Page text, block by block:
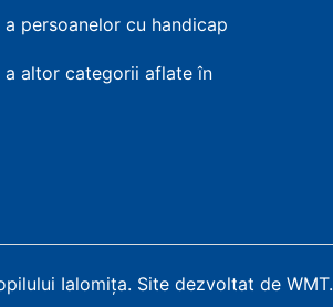
persoanelor cu handicap
a altor categorii aflate în
Ialomița. Site dezvoltat de WMT.